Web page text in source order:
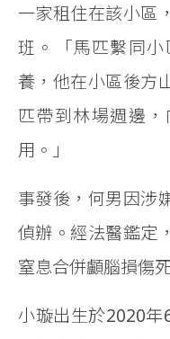
一家租住在該小區
班。「馬匹繫同
養，他在小區後方
匹帶到林場週邊
用。」
事發後，何男因涉
偵辦。經法醫鑑定
窒息合併顱腦損傷
小璇出生於2020年